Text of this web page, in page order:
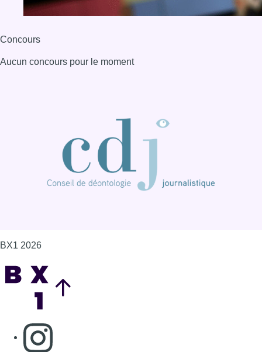
Concours
Aucun concours pour le moment
BX1 2026
Consulter page Instagram